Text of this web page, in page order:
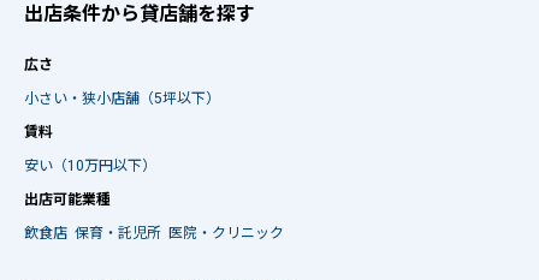
出店条件から貸店舗を探す
広さ
小さい・狭小店舗（5坪以下）
賃料
安い（10万円以下）
出店可能業種
飲食店 保育・託児所 医院・クリニック